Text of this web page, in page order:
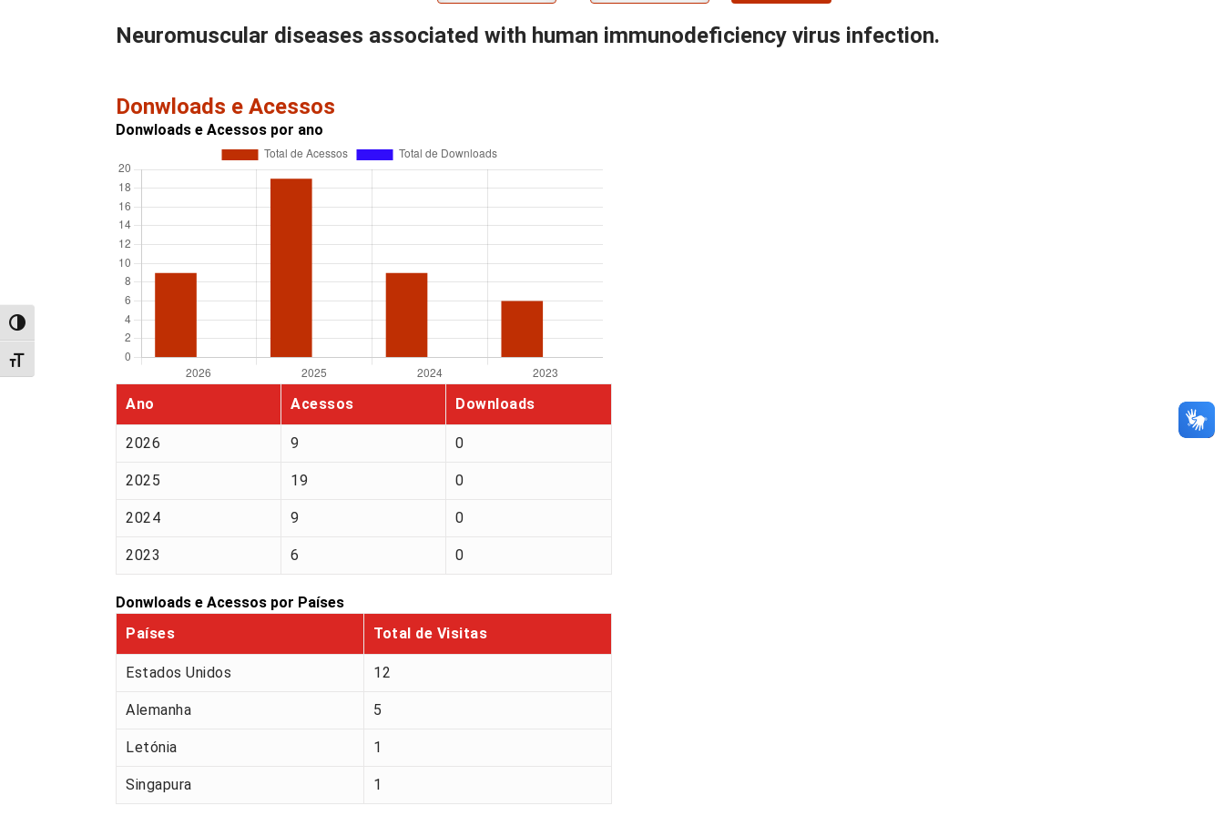
Alternar alto contraste
Alternar tamanho da fonte
Neuromuscular diseases associated with human immunodeficiency virus infection.
Donwloads e Acessos
Donwloads e Acessos por ano
Ano Acessos Downloads
2026 9 0
2025 19 0
2024 9 0
2023 6 0
Donwloads e Acessos por Países
Países
Total de Visitas
Estados Unidos 12
Alemanha 5
Letónia 1
Singapura 1